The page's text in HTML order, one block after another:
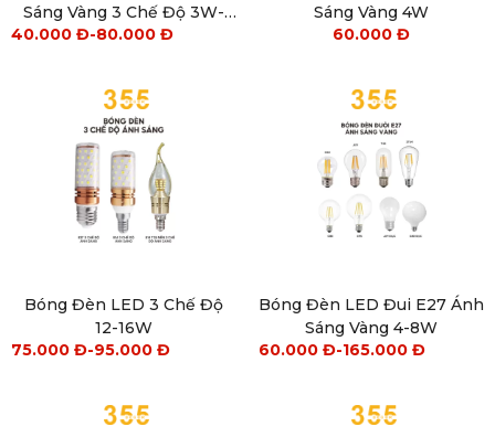
Sáng Vàng 3 Chế Độ 3W-
5W
40.000 Đ-80.000 Đ
Sáng Vàng 4W
60.000 Đ
Bóng Đèn LED 3 Chế Độ
12-16W
75.000 Đ-95.000 Đ
Bóng Đèn LED Đui E27 Ánh
Sáng Vàng 4-8W
60.000 Đ-165.000 Đ